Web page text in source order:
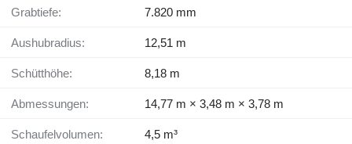
Grabtiefe: 7.820 mm
Aushubradius: 12,51 m
Schütthöhe: 8,18 m
Abmessungen: 14,77 m × 3,48 m × 3,78 m
Schaufelvolumen: 4,5 m³